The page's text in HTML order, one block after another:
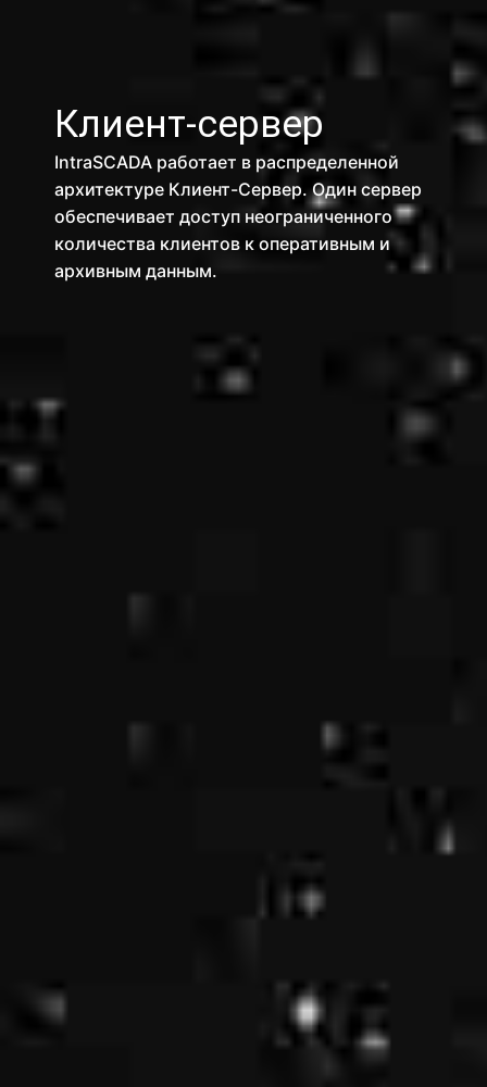
Клиент-сервер
IntraSCADA работает в распределенной
архитектуре Клиент-Сервер. Один сервер
обеспечивает доступ неограниченного
количества клиентов к оперативным и
архивным данным.